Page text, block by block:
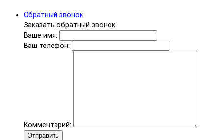
Обратный звонок
Заказать обратный звонок
Ваше имя:
Ваш телефон:
Комментарий:
Отправить